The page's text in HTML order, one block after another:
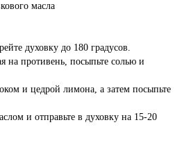
масла
духовку до 180 градусов.
на противень, посыпьте солью и
и цедрой лимона, а затем посыпьте
и отправьте в духовку на 15-20